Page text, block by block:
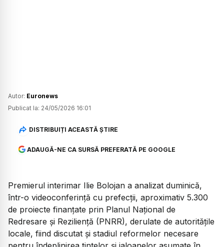
Autor: Euronews
Publicat la: 24/05/2026 16:01
DISTRIBUIȚI ACEASTĂ ȘTIRE
ADAUGĂ-NE CA SURSĂ PREFERATĂ PE GOOGLE
Premierul interimar Ilie Bolojan a analizat duminică,
într-o videoconferință cu prefecții, aproximativ 5.300
de proiecte finanțate prin Planul Național de
Redresare și Reziliență (PNRR), derulate de autoritățile
locale, fiind discutat și stadiul reformelor necesare